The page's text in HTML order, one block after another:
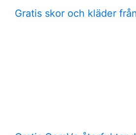
Gratis skor och kläder